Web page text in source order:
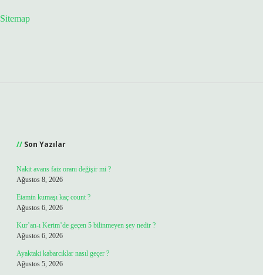
Sitemap
Son Yazılar
Nakit avans faiz oranı değişir mi ?
Ağustos 8, 2026
Etamin kumaşı kaç count ?
Ağustos 6, 2026
Kur’an-ı Kerim’de geçen 5 bilinmeyen şey nedir ?
Ağustos 6, 2026
Ayaktaki kabarcıklar nasıl geçer ?
Ağustos 5, 2026